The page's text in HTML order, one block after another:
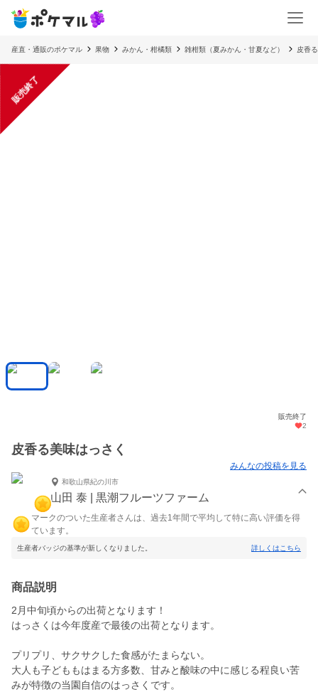
産直・通販のポケマル 果物 みかん・柑橘類 雑柑類（夏みかん・甘夏など） 皮香
販売終了
販売終了
2
皮香る美味はっさく
みんなの投稿を見る
和歌山県紀の川市
山田 泰 | 黒潮フルーツファーム
マークのついた生産者さんは、過去1年間で平均して特に高い評価を得
ています。
生産者バッジの基準が新しくなりました。 詳しくはこちら
商品説明
2月中旬頃からの出荷となります！
はっさくは今年度産で最後の出荷となります。
プリプリ、サクサクした食感がたまらない。
大人も子どももはまる方多数、甘みと酸味の中に感じる程良い苦
みが特徴の当園自信のはっさくです。